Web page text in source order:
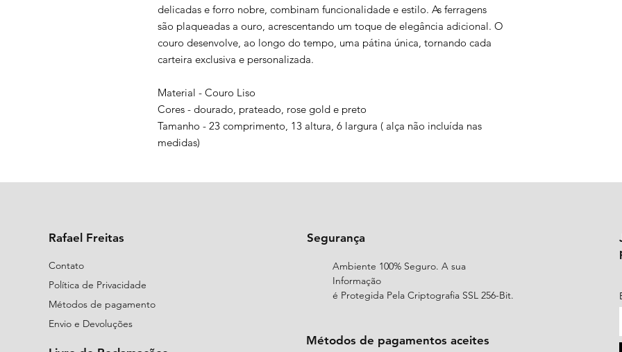
delicadas e forro nobre, combinam funcionalidade e estilo. As ferragens
são plaqueadas a ouro, acrescentando um toque de elegância adicional. O
couro desenvolve, ao longo do tempo, uma pátina única, tornando cada
carteira exclusiva e personalizada.
Material - Couro Liso
Cores - dourado, prateado, rose gold e preto
Tamanho - 23 comprimento, 13 altura, 6 largura ( alça não incluída nas
medidas)
Rafael Freitas
Contato
Política de Privacidade
Métodos de pagamento
Envio e Devoluções
Segurança
Ambiente 100% Seguro. A sua
Informação
é Protegida Pela Criptografia SSL 256-Bit.
Métodos de pagamentos aceites